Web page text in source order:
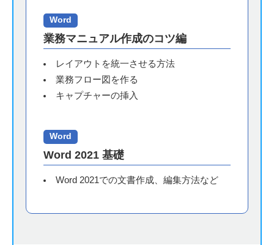
Word
業務マニュアル作成のコツ編
レイアウトを統一させる方法
業務フロー図を作る
キャプチャーの挿入
Word
Word 2021 基礎
Word 2021での文書作成、編集方法など